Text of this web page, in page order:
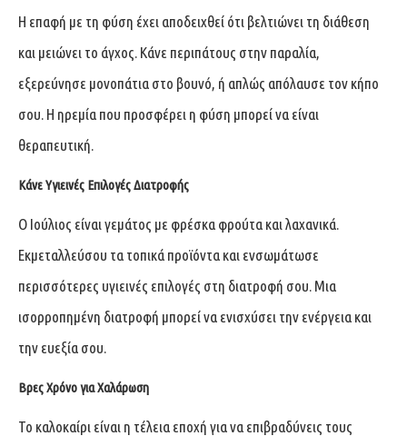
Η επαφή με τη φύση έχει αποδειχθεί ότι βελτιώνει τη διάθεση
και μειώνει το άγχος. Κάνε περιπάτους στην παραλία,
εξερεύνησε μονοπάτια στο βουνό, ή απλώς απόλαυσε τον κήπο
σου. Η ηρεμία που προσφέρει η φύση μπορεί να είναι
θεραπευτική.
Κάνε Υγιεινές Επιλογές Διατροφής
Ο Ιούλιος είναι γεμάτος με φρέσκα φρούτα και λαχανικά.
Εκμεταλλεύσου τα τοπικά προϊόντα και ενσωμάτωσε
περισσότερες υγιεινές επιλογές στη διατροφή σου. Μια
ισορροπημένη διατροφή μπορεί να ενισχύσει την ενέργεια και
την ευεξία σου.
Βρες Χρόνο για Χαλάρωση
Το καλοκαίρι είναι η τέλεια εποχή για να επιβραδύνεις τους